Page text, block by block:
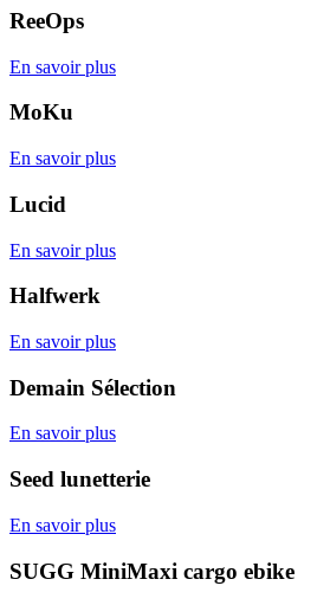
ReeOps
En savoir plus
MoKu
En savoir plus
Lucid
En savoir plus
Halfwerk
En savoir plus
Demain Sélection
En savoir plus
Seed lunetterie
En savoir plus
SUGG MiniMaxi cargo ebike